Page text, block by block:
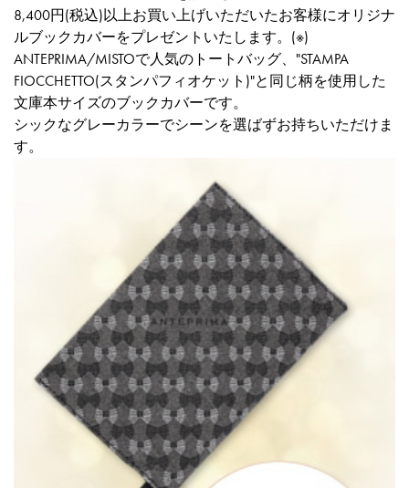
8,400円(税込)以上お買い上げいただいたお客様にオリジナ
ルブックカバーをプレゼントいたします。(※)
ANTEPRIMA/MISTOで人気のトートバッグ、"STAMPA
FIOCCHETTO(スタンパフィオケット)"と同じ柄を使用した
文庫本サイズのブックカバーです。
シックなグレーカラーでシーンを選ばずお持ちいただけま
す。